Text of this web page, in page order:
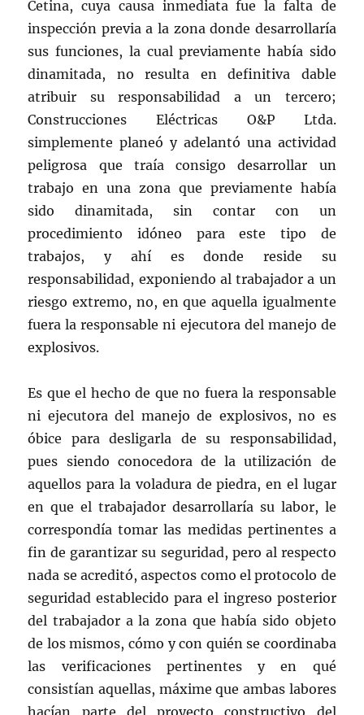
Cetina, cuya causa inmediata fue la falta de
inspección previa a la zona donde desarrollaría
sus funciones, la cual previamente había sido
dinamitada, no resulta en definitiva dable
atribuir su responsabilidad a un tercero;
Construcciones Eléctricas O&P Ltda.
simplemente planeó y adelantó una actividad
peligrosa que traía consigo desarrollar un
trabajo en una zona que previamente había
sido dinamitada, sin contar con un
procedimiento idóneo para este tipo de
trabajos, y ahí es donde reside su
responsabilidad, exponiendo al trabajador a un
riesgo extremo, no, en que aquella igualmente
fuera la responsable ni ejecutora del manejo de
explosivos.
Es que el hecho de que no fuera la responsable
ni ejecutora del manejo de explosivos, no es
óbice para desligarla de su responsabilidad,
pues siendo conocedora de la utilización de
aquellos para la voladura de piedra, en el lugar
en que el trabajador desarrollaría su labor, le
correspondía tomar las medidas pertinentes a
fin de garantizar su seguridad, pero al respecto
nada se acreditó, aspectos como el protocolo de
seguridad establecido para el ingreso posterior
del trabajador a la zona que había sido objeto
de los mismos, cómo y con quién se coordinaba
las verificaciones pertinentes y en qué
consistían aquellas, máxime que ambas labores
hacían parte del proyecto constructivo del